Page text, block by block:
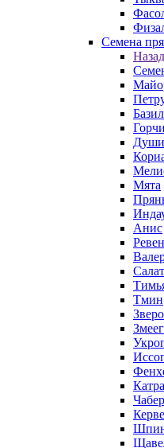
Семена
Назад
Мята
Анис
Салат
Тмин
Чабер